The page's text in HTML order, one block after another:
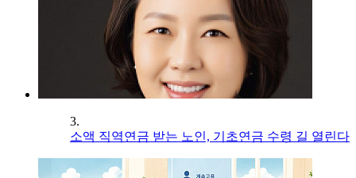
3.
소액 직역연금 받는 노인, 기초연금 수령 길 열린다